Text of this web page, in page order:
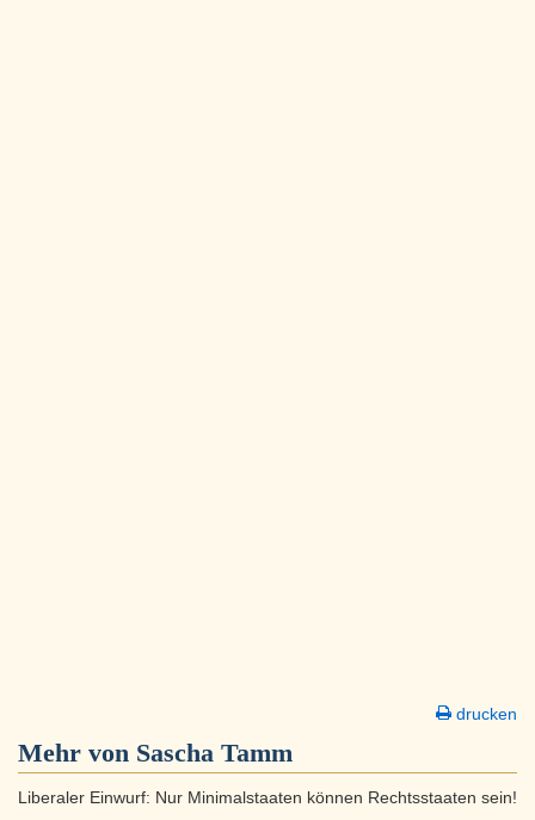
drucken
Mehr von Sascha Tamm
Liberaler Einwurf: Nur Minimalstaaten können Rechtsstaaten sein!